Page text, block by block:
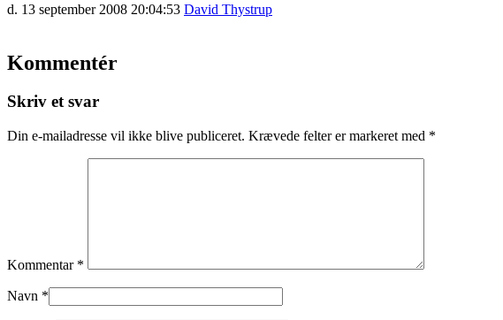
d. 13 september 2008 20:04:53 David Thystrup
Kommentér
Skriv et svar
Din e-mailadresse vil ikke blive publiceret. Krævede felter er markeret med *
Kommentar *
Navn *